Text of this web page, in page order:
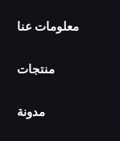
معلومات عنا
منتجات
مدونة